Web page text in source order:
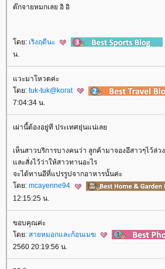
ต๊กจายหมกเลย อิ อิ
ดย: เริงฤดีนะ
น.
วะมาโหวตค่ะ
ดย: tuk-tuk@korat
7:04:34 น.
เผ่านี้ต้องอยู่ที ประเทศยุ่นแน่เล
เห็นสาวบริการบางคนว่า ลูกค้ามาจองอึสาวๆไว้ล่ว
ละสั่งไว้ว่าให้สาวทานอะไร
จะได้ทานอึที่แปรรูปจากอาหารนั้นค่ะ
ดย: mcayenne94
12:15:25 น.
ขอบคุณค่ะ
ดย: สายหมอกและก้อนเมฆ
2560 20:19:56 น.